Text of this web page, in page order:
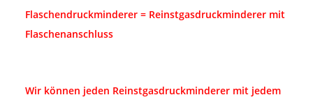
Flaschendruckminderer = Reinstgasdruckminderer mit
Flaschenanschluss
Wir können jeden Reinstgasdruckminderer mit jedem